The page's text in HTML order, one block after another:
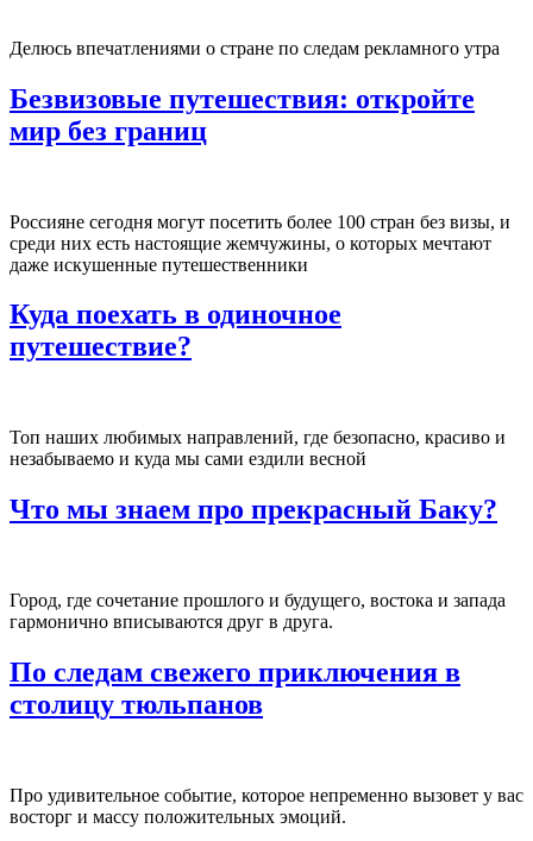
Делюсь впечатлениями о стране по следам рекламного утра
Безвизовые путешествия: откройте
мир без границ
Россияне сегодня могут посетить более 100 стран без визы, и
среди них есть настоящие жемчужины, о которых мечтают
даже искушенные путешественники
Куда поехать в одиночное
путешествие?
Топ наших любимых направлений, где безопасно, красиво и
незабываемо и куда мы сами ездили весной
Что мы знаем про прекрасный Баку?
Город, где сочетание прошлого и будущего, востока и запада
гармонично вписываются друг в друга.
По следам свежего приключения в
столицу тюльпанов
Про удивительное событие, которое непременно вызовет у вас
восторг и массу положительных эмоций.